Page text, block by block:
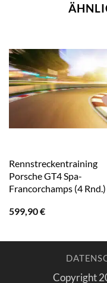
Rennstreckentraining
Porsche GT4 Spa-
Francorchamps (4 Rnd.)
599,90€
Copyright